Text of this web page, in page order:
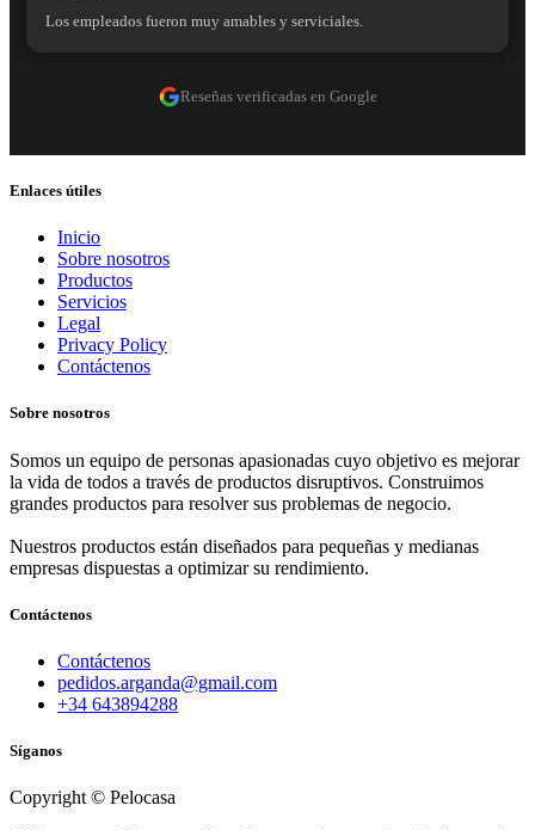
Los empleados fueron muy amables y serviciales.
Reseñas verificadas en Google
Enlaces útiles
Inicio
Sobre nosotros
Productos
Servicios
Legal
Privacy Policy
Contáctenos
Sobre nosotros
Somos un equipo de personas apasionadas cuyo objetivo es mejorar
la vida de todos a través de productos disruptivos. Construimos
grandes productos para resolver sus problemas de negocio.
Nuestros productos están diseñados para pequeñas y medianas
empresas dispuestas a optimizar su rendimiento.
Contáctenos
Contáctenos
pedidos.arganda@gmail.com
+34 643894288
Síganos
Copyright © Pelocasa